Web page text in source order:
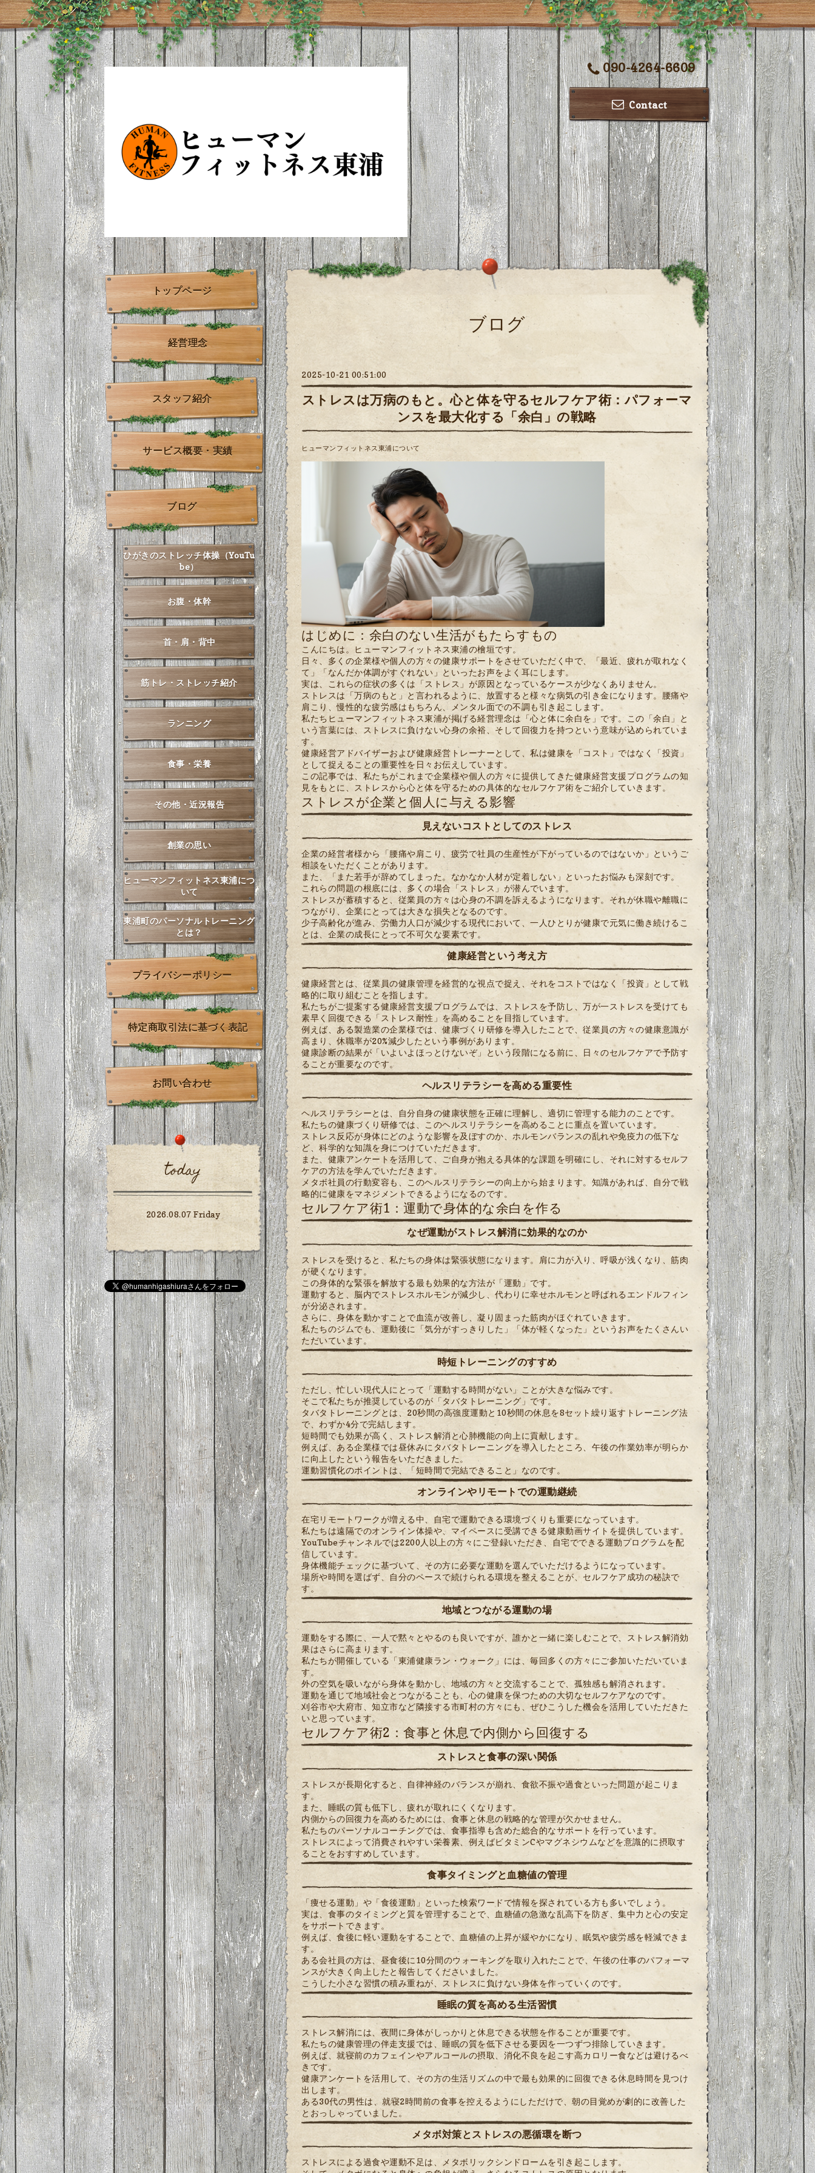
090-4264-6609
Contact
ブログ
2025-10-21 00:51:00
ストレスは万病のもと。心と体を守るセルフケア術：パフォーマ
ンスを最大化する「余白」の戦略
ヒューマンフィットネス東浦について
はじめに：余白のない生活がもたらすもの
こんにちは。ヒューマンフィットネス東浦の檜垣です。
日々、多くの企業様や個人の方々の健康サポートをさせていただく中で、「最近、疲れが取れなく
て」「なんだか体調がすぐれない」といったお声をよく耳にします。
実は、これらの症状の多くは「ストレス」が原因となっているケースが少なくありません。
ストレスは「万病のもと」と言われるように、放置すると様々な病気の引き金になります。腰痛や
肩こり、慢性的な疲労感はもちろん、メンタル面での不調も引き起こします。
私たちヒューマンフィットネス東浦が掲げる経営理念は「心と体に余白を」です。この「余白」と
いう言葉には、ストレスに負けない心身の余裕、そして回復力を持つという意味が込められていま
す。
健康経営アドバイザーおよび健康経営トレーナーとして、私は健康を「コスト」ではなく「投資」
として捉えることの重要性を日々お伝えしています。
この記事では、私たちがこれまで企業様や個人の方々に提供してきた健康経営支援プログラムの知
見をもとに、ストレスから心と体を守るための具体的なセルフケア術をご紹介していきます。
ストレスが企業と個人に与える影響
見えないコストとしてのストレス
企業の経営者様から「腰痛や肩こり、疲労で社員の生産性が下がっているのではないか」というご
相談をいただくことがあります。
また、「また若手が辞めてしまった。なかなか人材が定着しない」といったお悩みも深刻です。
これらの問題の根底には、多くの場合「ストレス」が潜んでいます。
ストレスが蓄積すると、従業員の方々は心身の不調を訴えるようになります。それが休職や離職に
つながり、企業にとっては大きな損失となるのです。
少子高齢化が進み、労働力人口が減少する現代において、一人ひとりが健康で元気に働き続けるこ
とは、企業の成長にとって不可欠な要素です。
健康経営という考え方
健康経営とは、従業員の健康管理を経営的な視点で捉え、それをコストではなく「投資」として戦
略的に取り組むことを指します。
私たちがご提案する健康経営支援プログラムでは、ストレスを予防し、万が一ストレスを受けても
素早く回復できる「ストレス耐性」を高めることを目指しています。
例えば、ある製造業の企業様では、健康づくり研修を導入したことで、従業員の方々の健康意識が
高まり、休職率が20%減少したという事例があります。
健康診断の結果が「いよいよほっとけないぞ」という段階になる前に、日々のセルフケアで予防す
ることが重要なのです。
ヘルスリテラシーを高める重要性
ヘルスリテラシーとは、自分自身の健康状態を正確に理解し、適切に管理する能力のことです。
私たちの健康づくり研修では、このヘルスリテラシーを高めることに重点を置いています。
ストレス反応が身体にどのような影響を及ぼすのか、ホルモンバランスの乱れや免疫力の低下な
ど、科学的な知識を身につけていただきます。
また、健康アンケートを活用して、ご自身が抱える具体的な課題を明確にし、それに対するセルフ
ケアの方法を学んでいただきます。
メタボ社員の行動変容も、このヘルスリテラシーの向上から始まります。知識があれば、自分で戦
略的に健康をマネジメントできるようになるのです。
セルフケア術1：運動で身体的な余白を作る
なぜ運動がストレス解消に効果的なのか
ストレスを受けると、私たちの身体は緊張状態になります。肩に力が入り、呼吸が浅くなり、筋肉
が硬くなります。
この身体的な緊張を解放する最も効果的な方法が「運動」です。
運動すると、脳内でストレスホルモンが減少し、代わりに幸せホルモンと呼ばれるエンドルフィン
が分泌されます。
さらに、身体を動かすことで血流が改善し、凝り固まった筋肉がほぐれていきます。
私たちのジムでも、運動後に「気分がすっきりした」「体が軽くなった」というお声をたくさんい
ただいています。
時短トレーニングのすすめ
ただし、忙しい現代人にとって「運動する時間がない」ことが大きな悩みです。
そこで私たちが推奨しているのが「タバタトレーニング」です。
タバタトレーニングとは、20秒間の高強度運動と10秒間の休息を8セット繰り返すトレーニング法
で、わずか4分で完結します。
短時間でも効果が高く、ストレス解消と心肺機能の向上に貢献します。
例えば、ある企業様では昼休みにタバタトレーニングを導入したところ、午後の作業効率が明らか
に向上したという報告をいただきました。
運動習慣化のポイントは、「短時間で完結できること」なのです。
オンラインやリモートでの運動継続
在宅リモートワークが増える中、自宅で運動できる環境づくりも重要になっています。
私たちは遠隔でのオンライン体操や、マイペースに受講できる健康動画サイトを提供しています。
YouTubeチャンネルでは2200人以上の方々にご登録いただき、自宅でできる運動プログラムを配
信しています。
身体機能チェックに基づいて、その方に必要な運動を選んでいただけるようになっています。
場所や時間を選ばず、自分のペースで続けられる環境を整えることが、セルフケア成功の秘訣で
す。
地域とつながる運動の場
運動をする際に、一人で黙々とやるのも良いですが、誰かと一緒に楽しむことで、ストレス解消効
果はさらに高まります。
私たちが開催している「東浦健康ラン・ウォーク」には、毎回多くの方々にご参加いただいていま
す。
外の空気を吸いながら身体を動かし、地域の方々と交流することで、孤独感も解消されます。
運動を通じて地域社会とつながることも、心の健康を保つための大切なセルフケアなのです。
刈谷市や大府市、知立市など隣接する市町村の方々にも、ぜひこうした機会を活用していただきた
いと思っています。
セルフケア術2：食事と休息で内側から回復する
ストレスと食事の深い関係
ストレスが長期化すると、自律神経のバランスが崩れ、食欲不振や過食といった問題が起こりま
す。
また、睡眠の質も低下し、疲れが取れにくくなります。
内側からの回復力を高めるためには、食事と休息の戦略的な管理が欠かせません。
私たちのパーソナルコーチングでは、食事指導も含めた総合的なサポートを行っています。
ストレスによって消費されやすい栄養素、例えばビタミンCやマグネシウムなどを意識的に摂取す
ることをおすすめしています。
食事タイミングと血糖値の管理
「痩せる運動」や「食後運動」といった検索ワードで情報を探されている方も多いでしょう。
実は、食事のタイミングと質を管理することで、血糖値の急激な乱高下を防ぎ、集中力と心の安定
をサポートできます。
例えば、食後に軽い運動をすることで、血糖値の上昇が緩やかになり、眠気や疲労感を軽減できま
す。
ある会社員の方は、昼食後に10分間のウォーキングを取り入れたことで、午後の仕事のパフォーマ
ンスが大きく向上したと報告してくださいました。
こうした小さな習慣の積み重ねが、ストレスに負けない身体を作っていくのです。
睡眠の質を高める生活習慣
ストレス解消には、夜間に身体がしっかりと休息できる状態を作ることが重要です。
私たちの健康管理の伴走支援では、睡眠の質を低下させる要因を一つずつ排除していきます。
例えば、就寝前のカフェインやアルコールの摂取、消化不良を起こす高カロリー食などは避けるべ
きです。
健康アンケートを活用して、その方の生活リズムの中で最も効果的に回復できる休息時間を見つけ
出します。
ある30代の男性は、就寝2時間前の食事を控えるようにしただけで、朝の目覚めが劇的に改善した
とおっしゃっていました。
メタボ対策とストレスの悪循環を断つ
ストレスによる過食や運動不足は、メタボリックシンドロームを引き起こします。
トップページ
経営理念
スタッフ紹介
サービス概要・実績
ブログ
ひがきのストレッチ体操（YouTu
be）
お腹・体幹
首・肩・背中
筋トレ・ストレッチ紹介
ランニング
食事・栄養
その他・近況報告
創業の思い
ヒューマンフィットネス東浦につ
いて
東浦町のパーソナルトレーニング
とは？
プライバシーポリシー
特定商取引法に基づく表記
お問い合わせ
today
2026.08.07 Friday